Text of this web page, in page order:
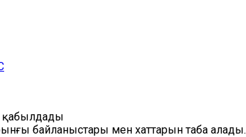
қабылдады
байланыстары мен хаттарын таба алады.